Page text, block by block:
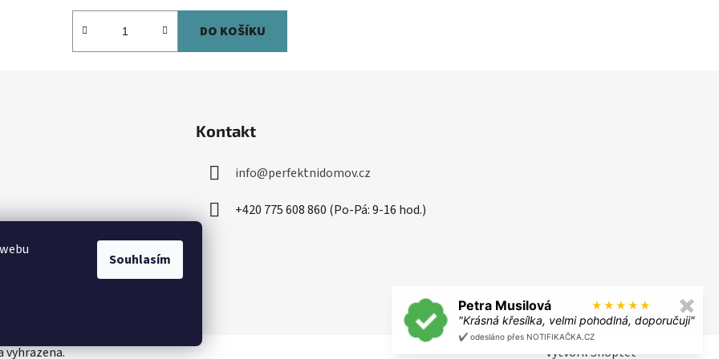
Souhlasím
DO KOŠÍKU
Kontakt
info@perfektnidomov.cz
+420 775 608 860 (Po-Pá: 9-16 hod.)
Vytvořil Shoptet
vyhrazena.
Petra Musilová ★ ★ ★ ★ ★ ✖
"Krásná křesílka, velmi pohodlná, doporučuji"
✔️ odesláno přes NOTIFIKAČKA.CZ